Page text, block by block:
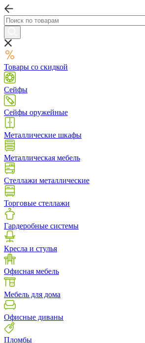
Товары со скидкой
Сейфы
Сейфы оружейные
Металлические шкафы
Металлическая мебель
Стеллажи металлические
Торговые стеллажи
Гардеробные системы
Кресла и стулья
Офисная мебель
Мебель для дома
Офисные диваны
Пломбы